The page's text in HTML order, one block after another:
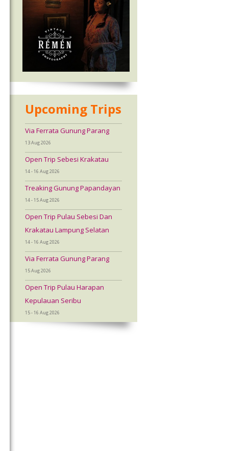
Upcoming Trips
Via Ferrata Gunung Parang
13 Aug 2026
Open Trip Sebesi Krakatau
14 - 16 Aug 2026
Treaking Gunung Papandayan
14 - 15 Aug 2026
Open Trip Pulau Sebesi Dan
Krakatau Lampung Selatan
14 - 16 Aug 2026
Via Ferrata Gunung Parang
15 Aug 2026
Open Trip Pulau Harapan
Kepulauan Seribu
15 - 16 Aug 2026